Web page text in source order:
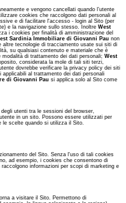
e vengono cancellati quando l’utente
cookies che raccolgono dati personali al
e di facilitare l'accesso - login al Sito (per
e la navigazione sullo stesso. Inoltre West
i cookies per finalità di amministrazione del
Sardinia Immobiliare di Giovanni Pau non
tecnologie di tracciamento usate sui siti di
su qualsiasi contenuto e materiale che è
di trattamento dei dati personali; West
considerata la mole di tali siti terzi,
dovrebbe verificare la privacy policy dei siti
al trattamento dei dati personali
di Giovanni Pau si applica solo al Sito come
utenti tra le sessioni del browser,
in un sito. Possono essere utilizzati per
le scelte quando si utilizza il Sito.
del Sito. Senza l'uso di tali cookies
ad esempio, i cookies che consentono di
informazioni per scopi di marketing e
a visitare il Sito. Permettono di